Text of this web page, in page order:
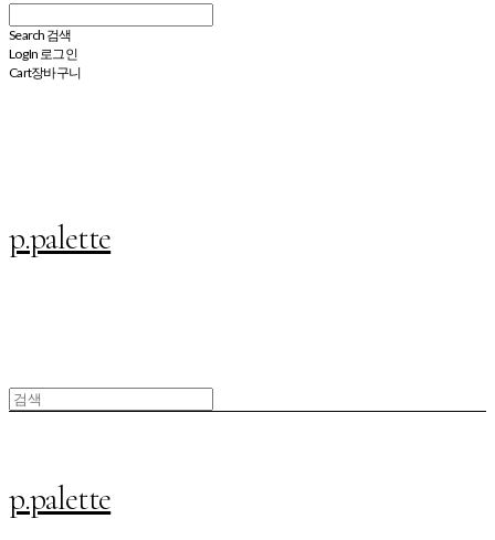
Search 검색
Log In 로그인
Cart장바구니
p.palette
p.palette